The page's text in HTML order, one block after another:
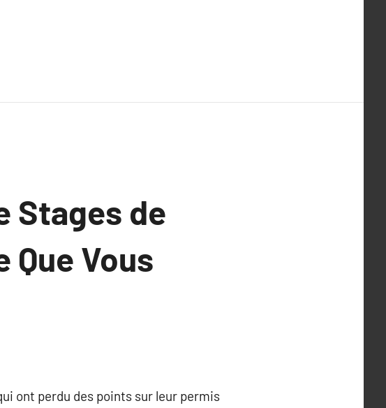
Stages de
Que Vous
ont perdu des points sur leur permis